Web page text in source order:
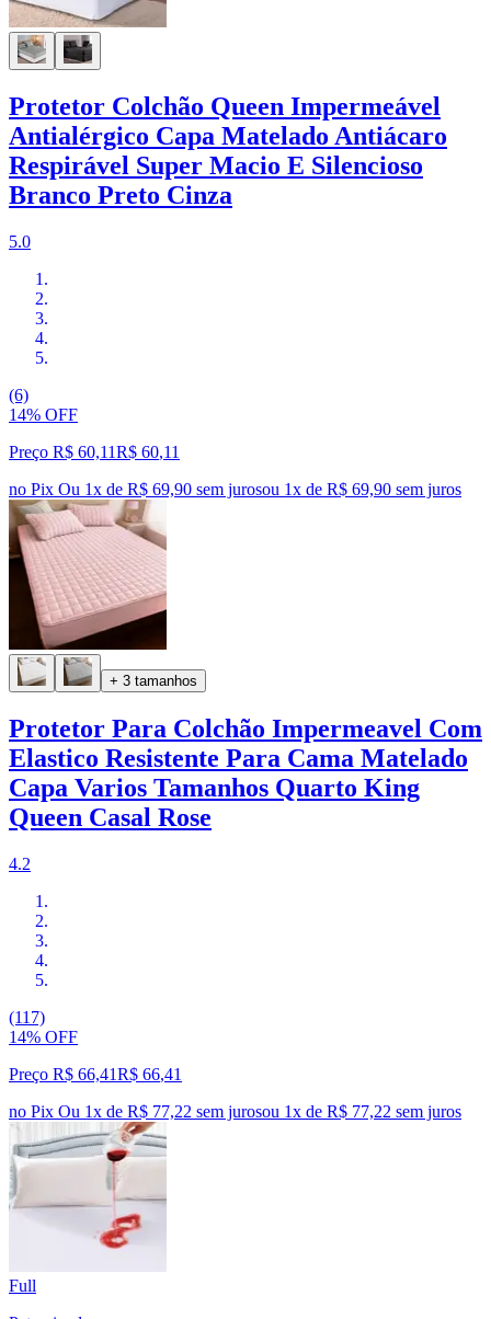
Protetor Colchão Queen Impermeável
Antialérgico Capa Matelado Antiácaro
Respirável Super Macio E Silencioso
Branco Preto Cinza
5.0
(6)
14% OFF
Preço R$ 60,11R$ 60,11
no Pix Ou 1x de R$ 69,90 sem jurosou 1x de R$ 69,90 sem juros
+ 3 tamanhos
Protetor Para Colchão Impermeavel Com
Elastico Resistente Para Cama Matelado
Capa Varios Tamanhos Quarto King
Queen Casal Rose
4.2
(117)
14% OFF
Preço R$ 66,41R$ 66,41
no Pix Ou 1x de R$ 77,22 sem jurosou 1x de R$ 77,22 sem juros
Full